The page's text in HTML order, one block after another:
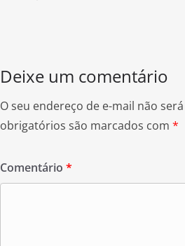
Deixe um comentário
O seu endereço de e-mail não
obrigatórios são marcados com *
Comentário *